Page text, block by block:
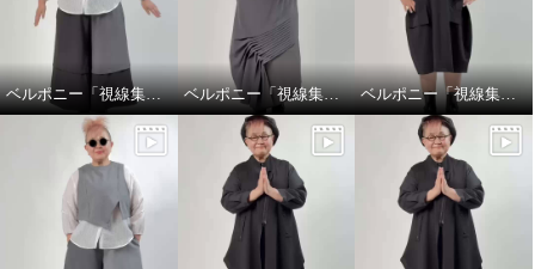
ベルポニー「視線集める大人の遊びを装う」 ベルポニー「視線集める大人の遊びを装う」 ベルポニー「視線集める大人の遊びを装う」